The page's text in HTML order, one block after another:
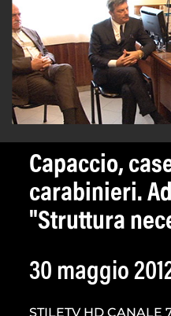
Capaccio,
carabinieri.
"Struttura
30 maggio
STILETV HD CANALE